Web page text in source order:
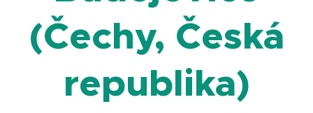
(Čechy, Česká
republika)